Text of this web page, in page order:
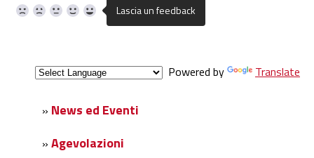
Powered by Translate
» News ed Eventi
» Agevolazioni